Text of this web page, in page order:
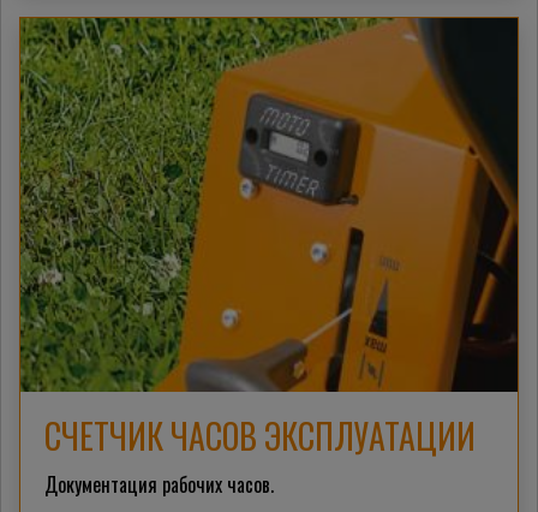
СЧЕТЧИК ЧАСОВ ЭКСПЛУАТАЦИИ
Документация рабочих часов.